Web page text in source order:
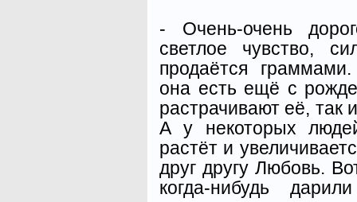
- Очень-очень
светлое чувство,
продаётся
она есть ещё с
растрачивают её, так
А у некоторых
растёт и
друг другу Любовь.
когда-нибудь